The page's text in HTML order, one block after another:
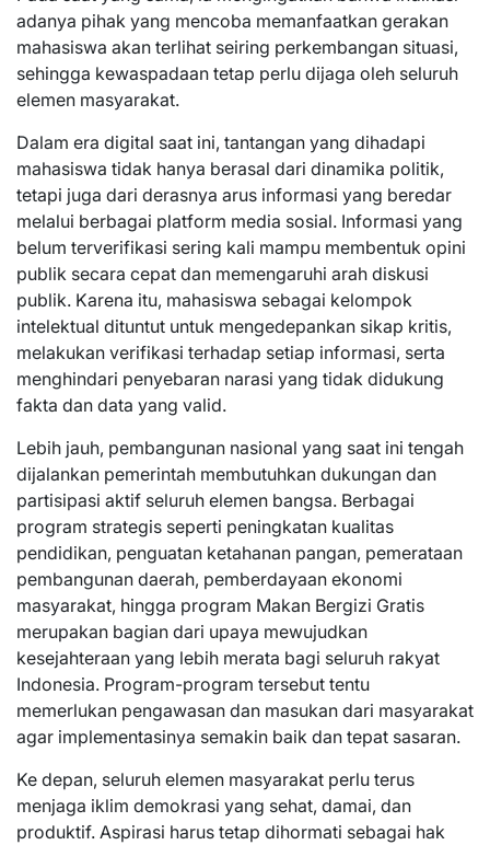
adanya pihak yang mencoba memanfaatkan gerakan
mahasiswa akan terlihat seiring perkembangan situasi,
sehingga kewaspadaan tetap perlu dijaga oleh seluruh
elemen masyarakat.
Dalam era digital saat ini, tantangan yang dihadapi
mahasiswa tidak hanya berasal dari dinamika politik,
tetapi juga dari derasnya arus informasi yang beredar
melalui berbagai platform media sosial. Informasi yang
belum terverifikasi sering kali mampu membentuk opini
publik secara cepat dan memengaruhi arah diskusi
publik. Karena itu, mahasiswa sebagai kelompok
intelektual dituntut untuk mengedepankan sikap kritis,
melakukan verifikasi terhadap setiap informasi, serta
menghindari penyebaran narasi yang tidak didukung
fakta dan data yang valid.
Lebih jauh, pembangunan nasional yang saat ini tengah
dijalankan pemerintah membutuhkan dukungan dan
partisipasi aktif seluruh elemen bangsa. Berbagai
program strategis seperti peningkatan kualitas
pendidikan, penguatan ketahanan pangan, pemerataan
pembangunan daerah, pemberdayaan ekonomi
masyarakat, hingga program Makan Bergizi Gratis
merupakan bagian dari upaya mewujudkan
kesejahteraan yang lebih merata bagi seluruh rakyat
Indonesia. Program-program tersebut tentu
memerlukan pengawasan dan masukan dari masyarakat
agar implementasinya semakin baik dan tepat sasaran.
Ke depan, seluruh elemen masyarakat perlu terus
menjaga iklim demokrasi yang sehat, damai, dan
produktif. Aspirasi harus tetap dihormati sebagai hak